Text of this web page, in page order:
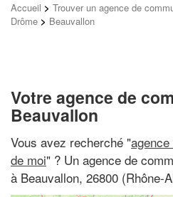
Accueil > Trouver un agence de
Drôme > Beauvallon
Votre agence de
Beauvallon
Vous avez recherché "
de moi" ? Un agence de
à Beauvallon, 26800 (Rhône-